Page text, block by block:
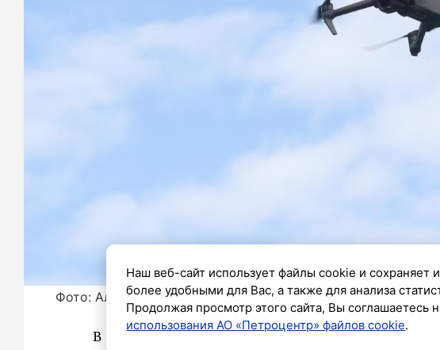
Фото: Александр Глуз / «Петербургский дневник»
В течение прошедшей ночи дежурные средства
Наш веб-сайт использует файлы cookie и
более удобными для Вас, а также для анализа
Продолжая просмотр этого сайта, Вы соглашаетесь
использования АО «Петроцентр» файлов cookie.